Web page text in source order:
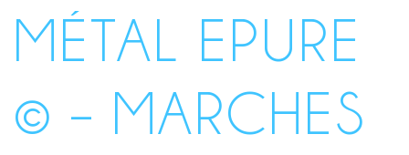
MÉTAL EPURE
© – MARCHES